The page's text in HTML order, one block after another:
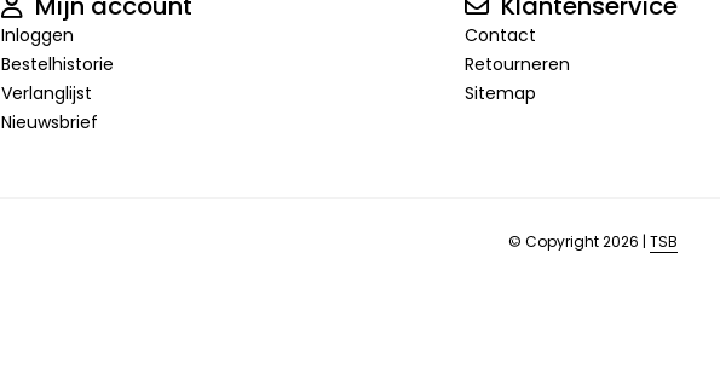
Inloggen
Bestelhistorie
Verlanglijst
Nieuwsbrief
Contact
Retourneren
Sitemap
© Copyright 2026 | TSB